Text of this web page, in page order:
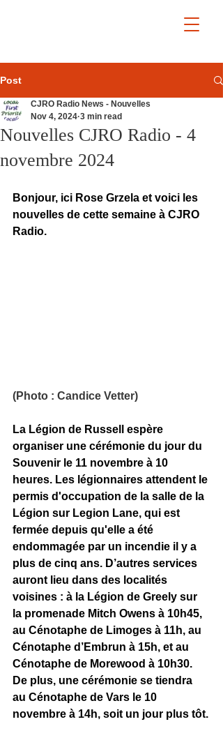
Post
Nouvelles CJRO Radio - 4
novembre 2024
CJRO Radio News - Nouvelles
Nov 4, 2024 3 min read
Bonjour, ici Rose Grzela et voici les
nouvelles de cette semaine à CJRO
Radio.
(Photo : Candice Vetter)
La Légion de Russell espère
organiser une cérémonie du jour du
Souvenir le 11 novembre à 10
heures. Les légionnaires attendent le
permis d'occupation de la salle de la
Légion sur Legion Lane, qui est
fermée depuis qu'elle a été
endommagée par un incendie il y a
plus de cinq ans. D’autres services
auront lieu dans des localités
voisines : à la Légion de Greely sur
la promenade Mitch Owens à 10h45,
au Cénotaphe de Limoges à 11h, au
Cénotaphe d’Embrun à 15h, et au
Cénotaphe de Morewood à 10h30.
De plus, une cérémonie se tiendra
au Cénotaphe de Vars le 10
novembre à 14h, soit un jour plus tôt.